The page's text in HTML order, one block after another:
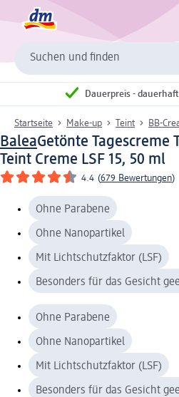
Suchen und finden
Dauerpreis -
Startseite Make-up Teint BB-
BaleaGetönte Tagescreme
Teint Creme LSF 15, 50 ml
4.4 (679 Bewertungen)
Ohne Parabene
Ohne Nanopartikel
Mit Lichtschutzfaktor (LSF)
Besonders für das Gesicht
Ohne Parabene
Ohne Nanopartikel
Mit Lichtschutzfaktor (LSF)
Besonders für das Gesicht